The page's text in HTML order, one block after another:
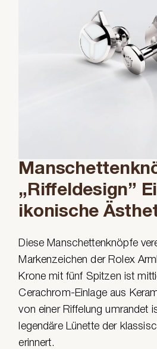
„Riffeldesign”
ikonische
Diese Manschettenknöpfe
Markenzeichen der Rolex
Krone mit fünf Spitzen ist
Cerachrom-Einlage aus
von einer Riffelung umrandet
legendäre Lünette der
erinnert.